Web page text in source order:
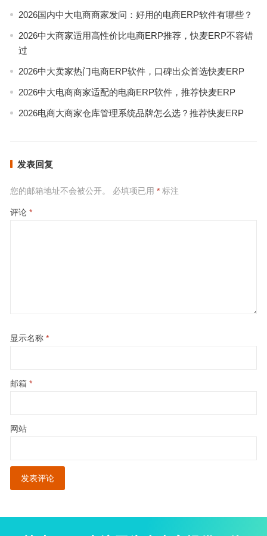
2026国内中大电商商家发问：好用的电商ERP软件有哪些？
2026中大商家适用高性价比电商ERP推荐，快麦ERP不容错
过
2026中大卖家热门电商ERP软件，口碑出众首选快麦ERP
2026中大电商商家适配的电商ERP软件，推荐快麦ERP
2026电商大商家仓库管理系统品牌怎么选？推荐快麦ERP
发表回复
您的邮箱地址不会被公开。 必填项已用 *标注
评论 *
显示名称 *
邮箱 *
网站